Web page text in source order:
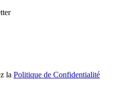
la Politique de Confidentialité